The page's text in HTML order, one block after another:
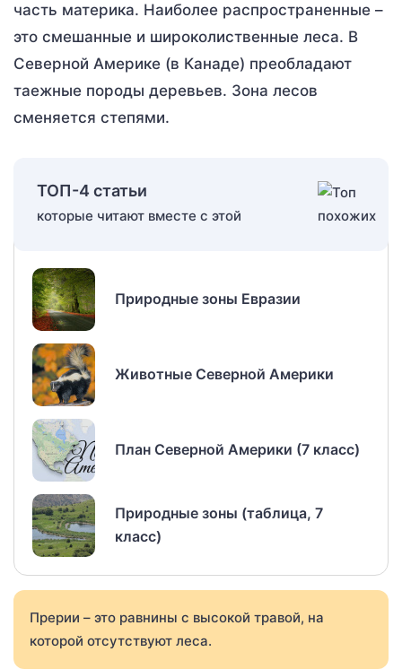
часть материка. Наиболее распространенные –
это смешанные и широколиственные леса. В
Северной Америке (в Канаде) преобладают
таежные породы деревьев. Зона лесов
сменяется степями.
ТОП-4 статьи
которые читают вместе с этой
Природные зоны Евразии
Животные Северной Америки
План Северной Америки (7 класс)
Природные зоны (таблица, 7
класс)
Прерии – это равнины с высокой травой, на
которой отсутствуют леса.